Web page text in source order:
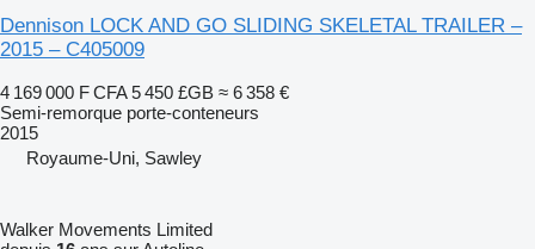
Dennison LOCK AND GO SLIDING SKELETAL TRAILER –
2015 – C405009
4 169 000 F CFA 5 450 £GB ≈ 6 358 €
Semi-remorque porte-conteneurs
2015
Royaume-Uni, Sawley
Walker Movements Limited